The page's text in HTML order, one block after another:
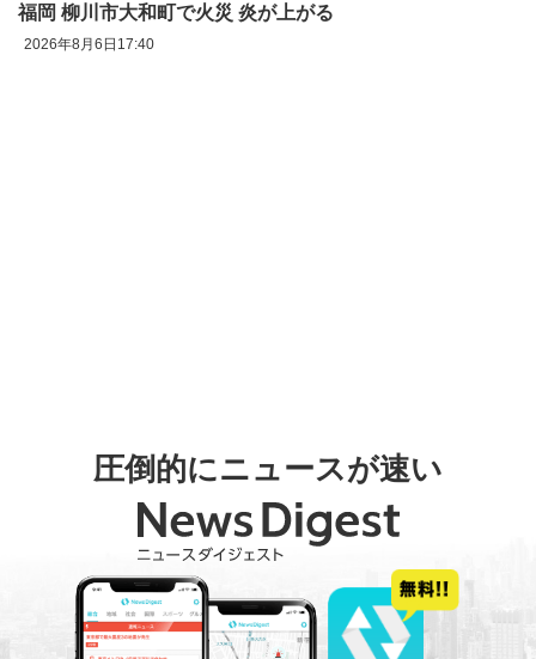
福岡 柳川市大和町で火災 炎が上がる
2026年8月6日17:40
圧倒的にニュースが速い